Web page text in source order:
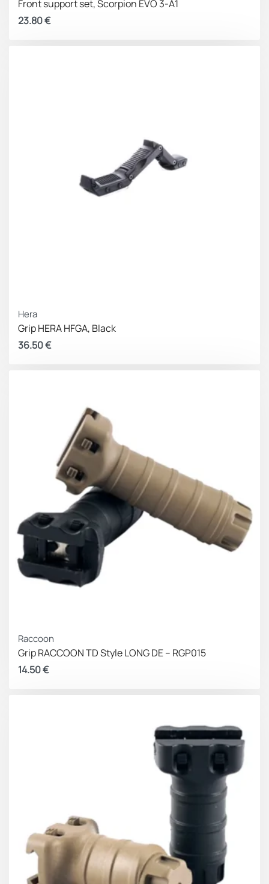
Front support set, Scorpion EVO 3-A1
23.80€
Hera
Grip HERA HFGA, Black
36.50€
Raccoon
Grip RACCOON TD Style LONG DE – RGP015
14.50€